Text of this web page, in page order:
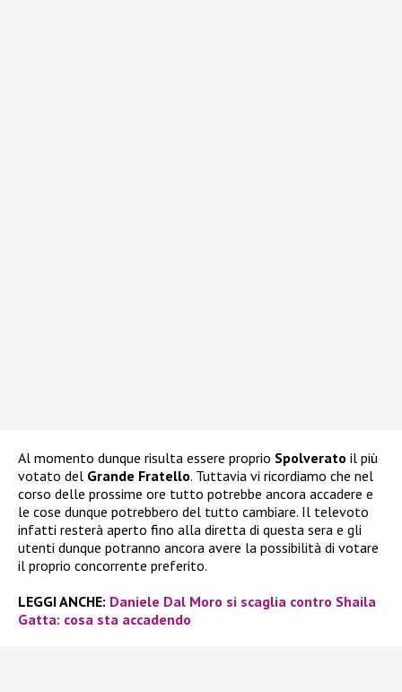
Al momento dunque risulta essere proprio Spolverato il più
votato del Grande Fratello. Tuttavia vi ricordiamo che nel
corso delle prossime ore tutto potrebbe ancora accadere e
le cose dunque potrebbero del tutto cambiare. Il televoto
infatti resterà aperto fino alla diretta di questa sera e gli
utenti dunque potranno ancora avere la possibilità di votare
il proprio concorrente preferito.
LEGGI ANCHE: Daniele Dal Moro si scaglia contro Shaila
Gatta: cosa sta accadendo